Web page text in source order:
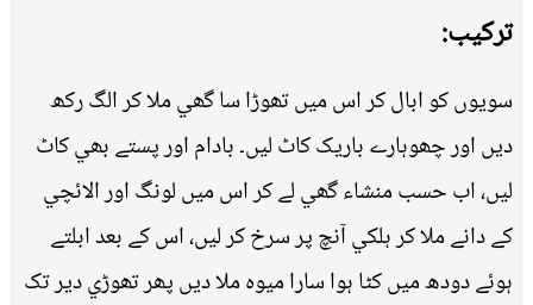
ترکیب:
سويوں کو ابال کر اس ميں تھوڑا سا گھي ملا کر الگ رکھ
ديں اور چھوہارے باريک کاٹ ليں۔ بادام اور پستے بھي کاٹ
ليں، اب حسب منشاء گھي لے کر اس ميں لونگ اور الائچي
کے دانے ملا کر ہلکي آنچ پر سرخ کر ليں، اس کے بعد ابلتے
ہوئے دودھ ميں کٹا ہوا سارا ميوہ ملا ديں پھر تھوڑي دير تک